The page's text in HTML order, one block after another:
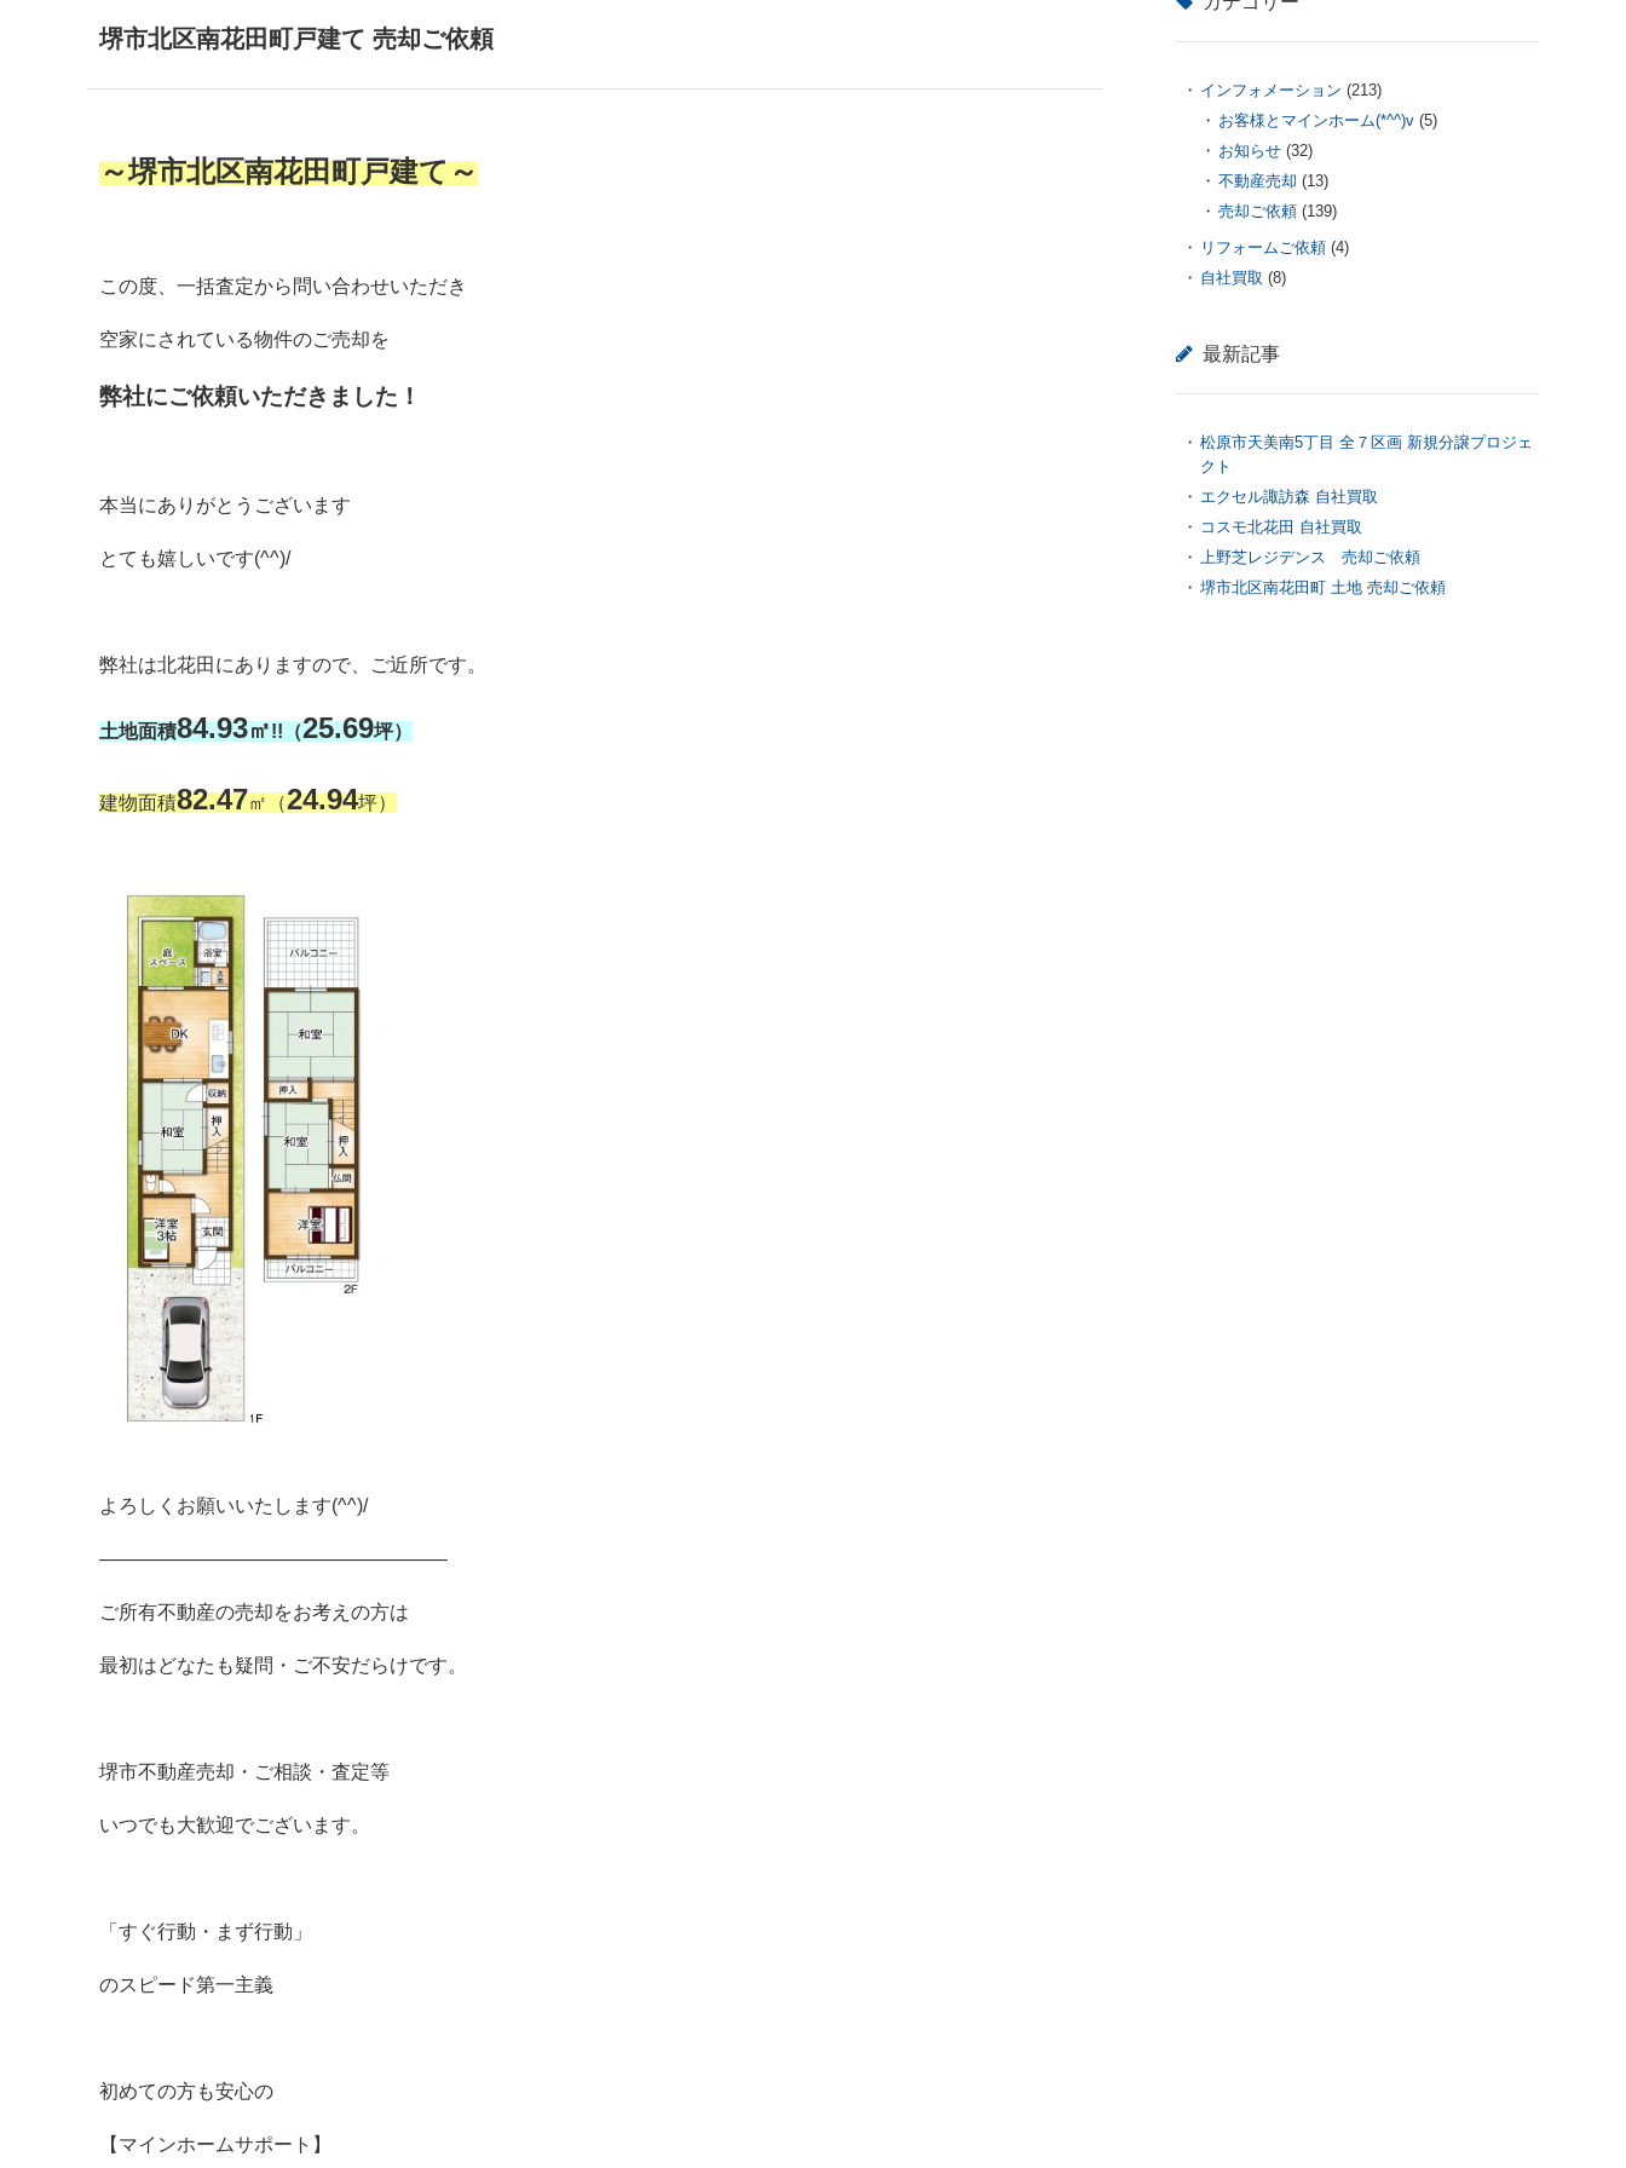
堺市北区南花田町戸建て 売却ご依頼
～堺市北区南花田町戸建て～
この度、一括査定から問い合わせいただき
空家にされている物件のご売却を
弊社にご依頼いただきました！
本当にありがとうございます
とても嬉しいです(^^)/
弊社は北花田にありますので、ご近所です。
土地面積84.93㎡!!（25.69坪）
建物面積82.47㎡（24.94坪）
よろしくお願いいたします(^^)/
――――――――――――――――――
ご所有不動産の売却をお考えの方は
最初はどなたも疑問・ご不安だらけです。
堺市不動産売却・ご相談・査定等
いつでも大歓迎でございます。
「すぐ行動・まず行動」
のスピード第一主義
初めての方も安心の
【マインホームサポート】
インフォメーション (213)
お客様とマインホーム(*^^)v (5)
お知らせ (32)
不動産売却 (13)
売却ご依頼 (139)
リフォームご依頼 (4)
自社買取 (8)
最新記事
松原市天美南5丁目 全７区画 新規分譲プロジェ
クト
エクセル諏訪森 自社買取
コスモ北花田 自社買取
上野芝レジデンス 売却ご依頼
堺市北区南花田町 土地 売却ご依頼